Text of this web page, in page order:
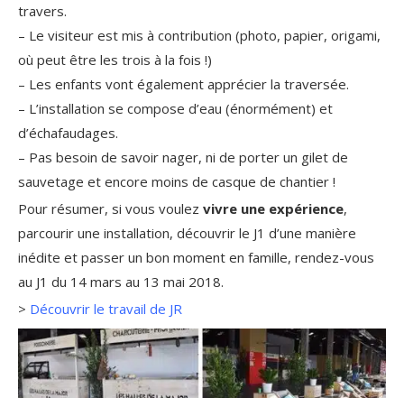
travers.
– Le visiteur est mis à contribution (photo, papier, origami,
où peut être les trois à la fois !)
– Les enfants vont également apprécier la traversée.
– L’installation se compose d’eau (énormément) et
d’échafaudages.
– Pas besoin de savoir nager, ni de porter un gilet de
sauvetage et encore moins de casque de chantier !
Pour résumer, si vous voulez vivre une expérience,
parcourir une installation, découvrir le J1 d’une manière
inédite et passer un bon moment en famille, rendez-vous
au J1 du 14 mars au 13 mai 2018.
> Découvrir le travail de JR